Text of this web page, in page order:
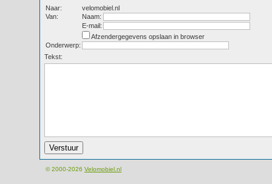
Naar:
velomobiel.nl
Van:
Naam:
E-mail:
Afzendergegevens opslaan in browser
Onderwerp:
Tekst:
© 2000-2026 Velomobiel.nl